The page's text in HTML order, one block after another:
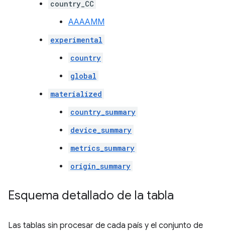
country_CC
AAAAMM
experimental
country
global
materialized
country_summary
device_summary
metrics_summary
origin_summary
Esquema detallado de la tabla
Las tablas sin procesar de cada país y el conjunto de